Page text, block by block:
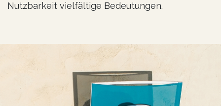
Nutzbarkeit vielfältige Bedeutungen.